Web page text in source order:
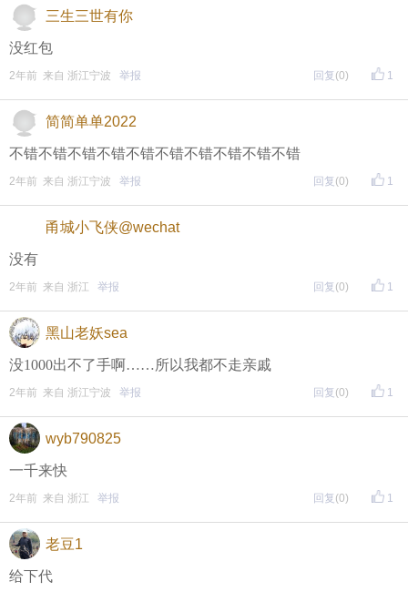
三生三世有你
没红包
1
2年前 来自 浙江宁波 举报 回复 (0)
简简单单2022
不错不错不错不错不错不错不错不错不错不错
1
2年前 来自 浙江宁波 举报 回复 (0)
甬城小飞侠@wechat
没有
1
2年前 来自 浙江 举报 回复 (0)
黑山老妖sea
没1000出不了手啊……所以我都不走亲戚
1
2年前 来自 浙江宁波 举报 回复 (0)
wyb790825
一千来快
1
2年前 来自 浙江 举报 回复 (0)
老豆1
给下代